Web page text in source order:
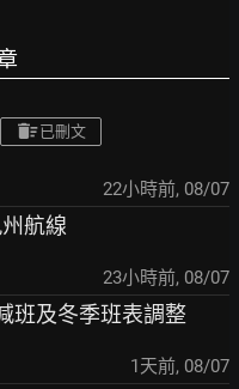
已刪文
22小時前, 08/07
航線
23小時前, 08/07
班及冬季班表調整
1天前, 08/07